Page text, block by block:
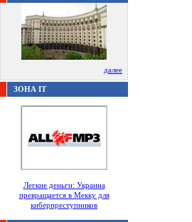
далее
ЗОНА IT
Легкие деньги: Украина
превращается в Мекку для
киберпреступников